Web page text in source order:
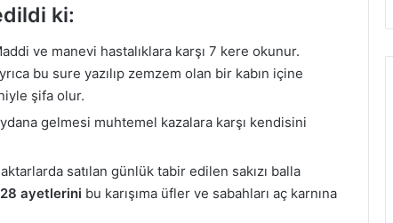
ki:
ve manevi hastalıklara karşı 7 kere okunur.
bu sure yazılıp zemzem olan bir kabın içine
şifa olur.
gelmesi muhtemel kazalara karşı kendisini
satılan günlük tabir edilen sakızı balla
ayetlerini bu karışıma üfler ve sabahları aç karnına